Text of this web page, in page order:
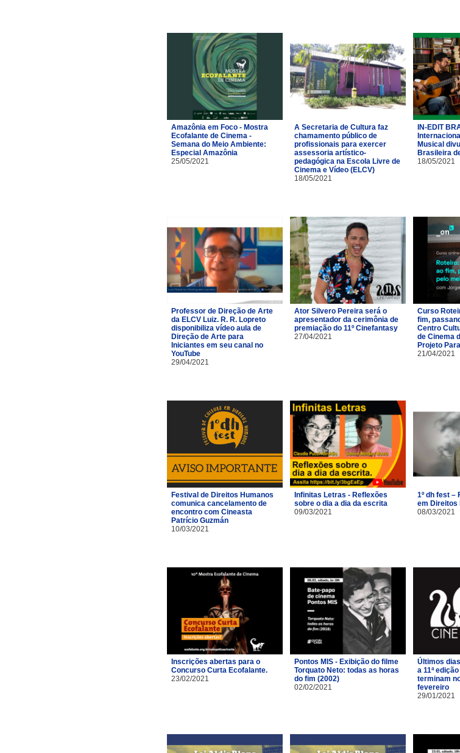
Amazônia em Foco - Mostra
Ecofalante de Cinema -
Semana do Meio Ambiente:
Especial Amazônia
25/05/2021
A Secretaria de Cultura faz
chamamento público de
profissionais para exercer
assessoria artístico-
pedagógica na Escola Livre de
Cinema e Vídeo (ELCV)
18/05/2021
IN-EDIT
Musical
Brasileira
18/05/2021
Professor de Direção de Arte
da ELCV Luiz. R. R. Lopreto
disponibiliza vídeo aula de
Direção de Arte para
Iniciantes em seu canal no
YouTube
29/04/2021
Ator Silvero Pereira será o
apresentador da cerimônia de
premiação do 11º Cinefantasy
27/04/2021
Curso
fim,
Centro
de Cinema
Projeto
21/04/2021
Festival de Direitos Humanos
comunica cancelamento de
encontro com Cineasta
Patrício Guzmán
10/03/2021
Infinitas Letras - Reflexões
sobre o dia a dia da escrita
09/03/2021
1º dh fest –
em Direitos
08/03/2021
Inscrições abertas para o
Concurso Curta Ecofalante.
23/02/2021
Pontos MIS - Exibição do filme
Torquato Neto: todas as horas
do fim (2002)
02/02/2021
Últimos
a 11ª
terminam
fevereiro
29/01/2021